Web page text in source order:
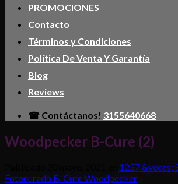
PROMOCIONES
Contacto
Términos y Condiciones
Política De Venta Y Garantía
Blog
Reviews
☎ Contáctanos! 3155640668
Woodpecker B-Cure (2)
1257 &veces;
Fotocurado B-Cure Woodpecker